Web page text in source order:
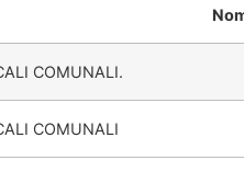
COMUNALI.
COMUNALI